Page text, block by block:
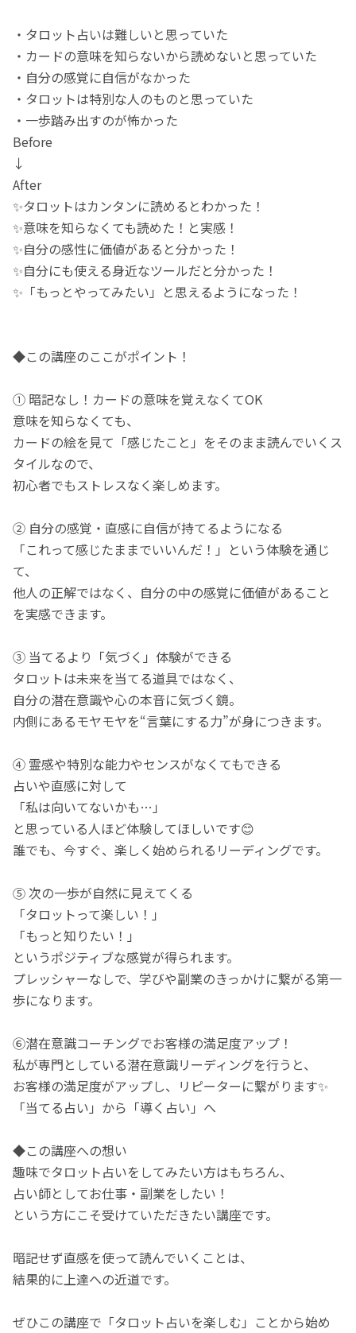
・タロット占いは難しいと思っていた
・カードの意味を知らないから読めないと思っていた
・自分の感覚に自信がなかった
・タロットは特別な人のものと思っていた
・一歩踏み出すのが怖かった
Before
↓
After
✨タロットはカンタンに読めるとわかった！
✨意味を知らなくても読めた！と実感！
✨自分の感性に価値があると分かった！
✨自分にも使える身近なツールだと分かった！
✨「もっとやってみたい」と思えるようになった！
◆この講座のここがポイント！
① 暗記なし！カードの意味を覚えなくてOK
意味を知らなくても、
カードの絵を見て「感じたこと」をそのまま読んでいくス
タイルなので、
初心者でもストレスなく楽しめます。
② 自分の感覚・直感に自信が持てるようになる
「これって感じたままでいいんだ！」という体験を通じ
て、
他人の正解ではなく、自分の中の感覚に価値があること
を実感できます。
③ 当てるより「気づく」体験ができる
タロットは未来を当てる道具ではなく、
自分の潜在意識や心の本音に気づく鏡。
内側にあるモヤモヤを“言葉にする力”が身につきます。
④ 霊感や特別な能力やセンスがなくてもできる
占いや直感に対して
「私は向いてないかも…」
と思っている人ほど体験してほしいです😊
誰でも、今すぐ、楽しく始められるリーディングです。
⑤ 次の一歩が自然に見えてくる
「タロットって楽しい！」
「もっと知りたい！」
というポジティブな感覚が得られます。
プレッシャーなしで、学びや副業のきっかけに繋がる第一
歩になります。
⑥潜在意識コーチングでお客様の満足度アップ！
私が専門としている潜在意識リーディングを行うと、
お客様の満足度がアップし、リピーターに繋がります✨
「当てる占い」から「導く占い」へ
◆この講座への想い
趣味でタロット占いをしてみたい方はもちろん、
占い師としてお仕事・副業をしたい！
という方にこそ受けていただきたい講座です。
暗記せず直感を使って読んでいくことは、
結果的に上達への近道です。
ぜひこの講座で「タロット占いを楽しむ」ことから始め